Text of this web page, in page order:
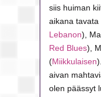
siis huiman
aikana
Lebanon),
Red Blues),
(Miikkulaisen
aivan
olen päässyt